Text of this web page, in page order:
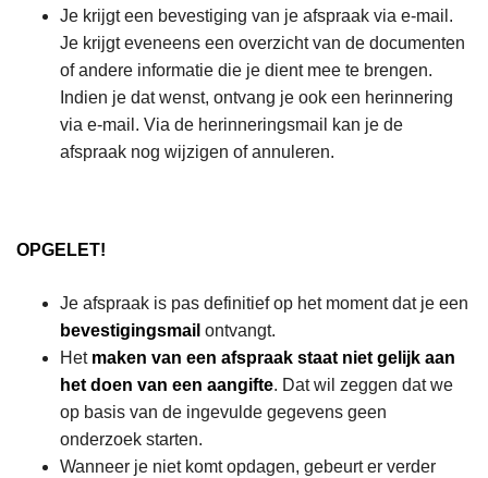
Je krijgt een bevestiging van je afspraak via e-mail.
Je krijgt eveneens een overzicht van de documenten
of andere informatie die je dient mee te brengen.
Indien je dat wenst, ontvang je ook een herinnering
via e-mail. Via de herinneringsmail kan je de
afspraak nog wijzigen of annuleren.
OPGELET!
Je afspraak is pas definitief op het moment dat je een
bevestigingsmail ontvangt.
Het maken van een afspraak staat niet gelijk aan
het doen van een aangifte. Dat wil zeggen dat we
op basis van de ingevulde gegevens geen
onderzoek starten.
Wanneer je niet komt opdagen, gebeurt er verder